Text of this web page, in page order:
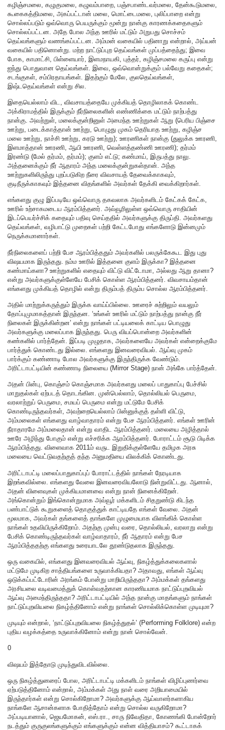
கழிஞ்சமலை, கழுகுமலை, கழுவம்பாறை, பஞ்சபாண்டவர்மலை, தேன்கூடுமலை,
கூகைகத்திமலை, அகப்பட்டான் மலை, மொட்டைமலை, புலிப்பாறை என்று
சொல்லப்படும் ஒவ்வொரு பெயருக்கும் மூன்று நான்கு காரணக்கதைகளும்
சொல்லப்பட்டன. அதே போல அந்த ஊரில் மட்டும் அறுபது சொச்சம்
தெய்வங்களும் வணங்கப்பட்டன. அம்மன் வகையில் பதினாறு என்றால், அய்யன்
வகையில் பதினொன்று. மற்ற நாட்டுப்புற தெய்வங்கள் முப்பத்தைந்து; இவை
போக, காமாட்சி, பிள்ளையார், இளமநாயகி, புத்தர், கழிஞ்சமலை கருப்பு என்று
ஐந்து பொதுவான தெய்வங்கள். இவை, ஒவ்வொன்றுக்கும் பல்வேறு கதைகள்;
சடங்குகள், சம்பிரதாயங்கள். இதற்கும் மேலே, குலதெய்வங்கள்,
இஷ்டதெய்வங்கள் என்று சில.
இதையெல்லாம் விட, விவசாயத்தையே முக்கியத் தொழிலாகக் கொண்ட
அக்கிராமத்தில் இருக்கும் நீர்நிலைகளின் எண்ணிக்கை மட்டும் நாற்பத்து
நான்கு. அவற்றுள், மலைக்குன்றினுள் அமைந்த ஊற்றுகள் ஆறு (பெரிய பிஞ்சை
ஊற்று, படைக்காத்தான் ஊற்று, பொழுது முகம் தெரியாத ஊற்று, கழிஞ்ச
மலை ஊற்று, நாச்சி ஊற்று, கரடு ஊற்று); ஊரணிகள் நான்கு (துலுக்க ஊரணி,
இளமாத்தான் ஊரணி, ஆயி ஊரணி, வெள்ளத்தண்ணி ஊரணி); தர்மம்
இரண்டு (மேல் தர்மம், தர்மம்); குளம் எட்டு; கண்மாய், இருபத்து நாலு.
அத்தனைக்கும் நீர் ஆதாரம் அந்த மலைக்குன்றுகள்தான். அந்த
ஊற்றுகளிலிருந்து புறப்படுகிற நீரை விவசாயத் தேவைக்காகவும்,
குடிநீருக்காகவும் இத்தனை விதங்களில் அவர்கள் தேக்கி வைக்கிறார்கள்.
எங்களது குழு இப்படியே ஒவ்வொரு தகவலாக அவர்களிடம் கேட்கக் கேட்க,
ஊரில் உற்சாகமடைய ஆரம்பித்தனர். அவ்வூரிலுள்ள ஒவ்வொரு சாதியின்
இடப்பெயர்ச்சிக் கதையும் பதிவு செய்ததில் அவர்களுக்கு திருப்தி. அவர்களது
தெய்வங்கள், வழிபாட்டு முறைகள் பற்றி கேட்டபோது எங்களோடு இன்னமும்
நெருக்கமானார்கள்.
நீர்நிலைகளைப் பற்றி பேச ஆரம்பித்ததும் அவர்களில் பலருக்கேகூட இது புது
விஷயமாக இருந்தது. நம்ம ஊரில் இத்தனை குளம் இருக்கா? இத்தனை
கண்மாய்களா? ஊற்றுகளில் எதையும் விட்டு விட்டோமா, அல்லது ஆறு தானா?
என்று அவர்களுக்குள்ளேயே பேசிக் கொள்ள ஆரம்பித்தனர். விவசாயம்தான்
எங்களது முக்கியத் தொழில் என்று திரும்பத் திரும்ப சொல்ல ஆரம்பித்தனர்.
அதில் மாற்றுக்கருத்தும் இருக்க வாய்ப்பில்லை. ஊரைச் சுற்றிலும் வயலும்
தோப்புமுமாகத்தான் இருந்தன. ‘உங்கள் ஊரில் மட்டும் நாற்பத்து நான்கு நீர்
நிலைகள் இருக்கின்றன’ என்று நாங்கள் பட்டியலைக் காட்டிய பொழுது
அவர்களுக்கு மலைப்பாக இருந்தது. பெரு வியப்பொன்றை அவர்களின்
கண்களில் பார்த்தேன். இப்படி முழுதாக, அவர்களையே அவர்கள் என்றைக்குமே
பார்த்துக் கொண்டது இல்லை. எங்களது இனவரைவியல். ஆய்வு முகம்
பார்க்கும் கண்ணாடி போல அவர்களுக்கு இருந்திருக்க வேண்டும்.
அரிட்டாபட்டியின் கண்ணாடி நிலையை (Mirror Stage) நான் அங்கே பார்த்தேன்.
அதன் பின்பு, கொஞ்சம் கொஞ்சமாக அவர்களது மலைப் பாதுகாப்பு பேச்சில்
மாறுதல்கள் ஏற்படத் தொடங்கின. முன்பெல்லாம், தொல்லியல் பெருமை,
வரலாற்றுப் பெருமை, சமயப் பெருமை என்று மட்டுமே பேசிக்
கொண்டிருந்தவர்கள், அவற்றையெல்லாம் பின்னுக்குத் தள்ளி விட்டு,
அம்மலைகள் எங்களது வாழ்வாதாரம் என்று பேச ஆரம்பித்தனர். எங்கள் ஊரின்
நீராதாரமே அம்மலைதான் என்று வாதிட ஆரம்பித்தனர். மலையை அழித்தால்
ஊரே அழிந்து போகும் என்று எச்சரிக்க ஆரம்பித்தனர். போராட்டம் சூடு பிடிக்க
ஆரம்பித்தது. விளைவாக 2011ம் வருட இறுதிக்குள்ளேயே தமிழக அரசு
மலையை வெட்டுவதற்குத் தந்த அனுமதியை விலக்கிக் கொண்டது.
அரிட்டாபட்டி மலைப்பாதுகாப்புப் போராட்டத்தில் நாங்கள் நேரடியாக
இறங்கவில்லை. எங்களது வேலை இனவரைவியலோடு நின்றுவிட்டது. ஆனால்,
அதன் விளைவுகள் முக்கியமானவை என்று நான் நினைக்கிறேன்.
அங்கொன்றும் இங்கொன்றுமாக அவ்வூர் மக்களிடம் சிதறுண்டு கிடந்த
பண்பாட்டுக் கூறுகளைத் தொகுத்துக் காட்டியதே எங்கள் வேலை. அதன்
மூலமாக, அவர்கள் தங்களைத் தாங்களே முழுமையாக விளங்கிக் கொள்ள
நாங்கள் உதவியிருக்கிறோம். அதற்கு முன்பு வரை, தொல்லியல், வரலாறு என்று
பேசிக் கொண்டிருந்தவர்கள் வாழ்வாதாரம், நீர் ஆதாரம் என்று பேச
ஆரம்பித்ததற்கு எங்களது உரையாடலே தூண்டுதலாக இருந்தது.
ஒரு வகையில், எங்களது இனவரைவியல் ஆய்வு, நிகழ்த்துக்கலைகளால்
மட்டுமே முடிகிற சாத்தியங்களை உருவாக்கியதா? அதாவது, எங்கள் ஆய்வு
ஒடுக்கப்பட்டோரின் அரங்கம் போன்று மாறியிருந்ததா? அம்மக்கள் தங்களது
அரசியலை வடிவமைத்துக் கொள்வதற்கான காரணியமாக நாட்டுப்புறவியல்
ஆய்வு அமைந்திருந்ததா? அரிட்டாபட்டியில் அந்த நான்கு மாதங்களும் நாங்கள்
நாட்டுப்புறவியலை நிகழ்த்தினோம் என்று நாங்கள் சொல்லிக்கொள்ள முடியுமா?
முடியும் என்றால், ‘நாட்டுப்புறவியலை நிகழ்த்துதல்’ (Performing Folklore) என்ற
புதிய வழக்கத்தை உருவாக்கினோம் என்று நான் சொல்வேன்.
0
விஷயம் இத்தோடு முடிந்துவிடவில்லை.
ஒரு நிகழ்த்துனரைப் போல, அரிட்டாபட்டி மக்களிடம் நாங்கள் விழிப்புணர்வை
ஏற்படுத்தினோம் என்றால், அம்மக்கள் அது நாள் வரை அறியாமையில்
இருந்தார்கள் என்று சொல்கிறோமா? அவர்களுக்கு ஆய்வாளர்களாகிய
நாங்களே ஆசான்களாக போதித்தோம் என்று சொல்ல வருகிறோமா?
அப்படியானால், ஜெயமோகன், எஸ்.ரா., சாரு நிவேதிதா, கோணங்கி போன்றோர்
நடத்தும் குருகுலங்களுக்கும் எங்களுக்கும் என்ன வித்தியாசம்? கூட்டாகக்